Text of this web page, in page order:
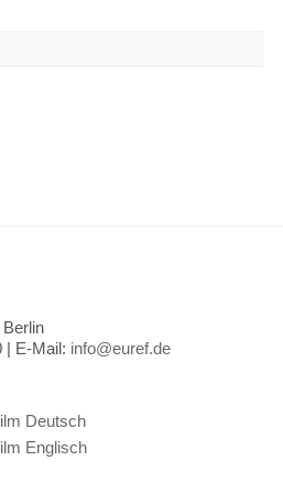
| E-Mail: info@euref.de
Deutsch
Englisch